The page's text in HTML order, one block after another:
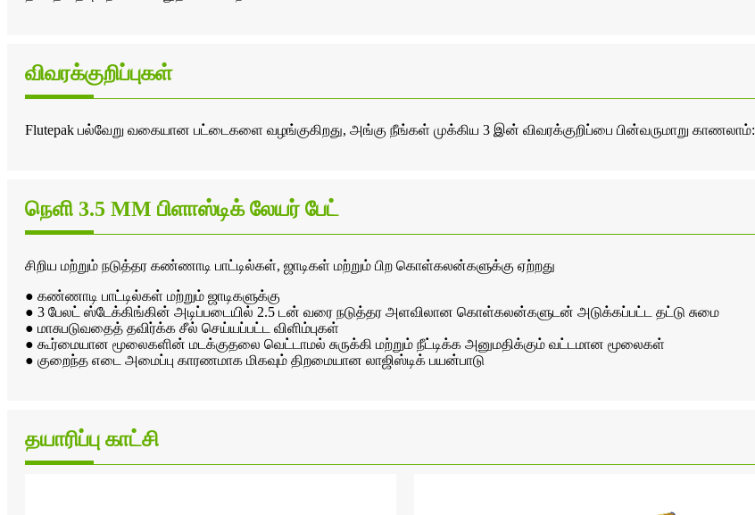
விவரக்குறிப்புகள்
Flutepak பல்வேறு வகையான பட்டைகளை வழங்குகிறது, அங்கு நீங்கள் முக்கிய 3 இன் விவரக்குறிப்பை பின்வருமாறு காணலாம்:
நெளி 3.5 MM பிளாஸ்டிக் லேயர் பேட்
சிறிய மற்றும் நடுத்தர கண்ணாடி பாட்டில்கள், ஜாடிகள் மற்றும் பிற கொள்கலன்களுக்கு ஏற்றது
● கண்ணாடி பாட்டில்கள் மற்றும் ஜாடிகளுக்கு
● 3 பேலட் ஸ்டேக்கிங்கின் அடிப்படையில் 2.5 டன் வரை நடுத்தர அளவிலான கொள்கலன்களுடன் அடுக்கப்பட்ட தட்டு சுமை
● மாசுபடுவதைத் தவிர்க்க சீல் செய்யப்பட்ட விளிம்புகள்
● கூர்மையான மூலைகளின் மடக்குதலை வெட்டாமல் சுருக்கி மற்றும் நீட்டிக்க அனுமதிக்கும் வட்டமான மூலைகள்
● குறைந்த எடை அமைப்பு காரணமாக மிகவும் திறமையான லாஜிஸ்டிக் பயன்பாடு
தயாரிப்பு காட்சி